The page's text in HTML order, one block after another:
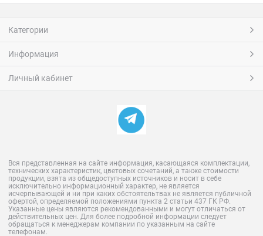
Категории
Информация
Личный кабинет
Вся представленная на сайте информация, касающаяся комплектации,
технических характеристик, цветовых сочетаний, а также стоимости
продукции, взята из общедоступных источников и носит в себе
исключительно информационный характер, не является
исчерпывающей и ни при каких обстоятельтвах не является публичной
офертой, определяемой положениями пункта 2 статьи 437 ГК РФ.
Указанные цены являются рекомендованными и могут отличаться от
действительных цен. Для более подробной информации следует
обращаться к менеджерам компании по указанным на сайте
телефонам.